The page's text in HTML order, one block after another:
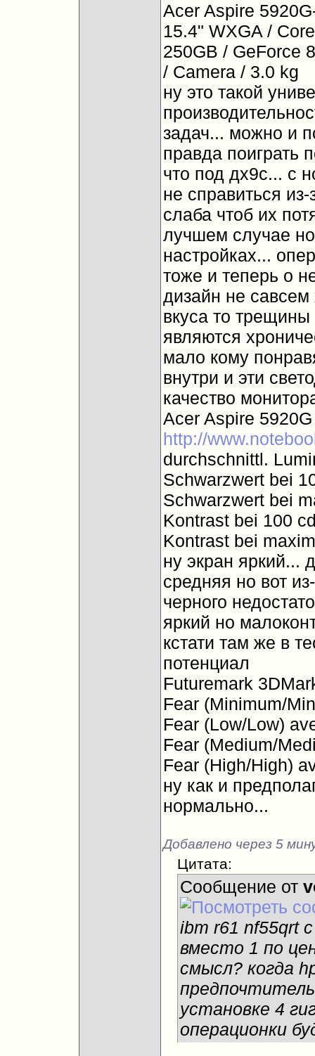
Acer Aspire
15.4" WXGA /
250GB / GeForce
/ Camera / 3.0 kg
ну это такой
задач... можно и
правда поиграть
что под дх9с... с
не справиться
слаба чтоб их
лучшем случае
настройках...
тоже и теперь о
дизайн не
вкуса то трещины
являются
мало кому
внутри и эти
качество
Acer Aspire
http://
durchschnittl.
Schwarzwert bei
Schwarzwert bei
Kontrast bei 100
Kontrast bei
ну экран яркий...
средняя но вот
черного
яркий но
кстати там же в
потенциал
Futuremark
Fear (Minimum/
Fear (Low/Low)
Fear (Medium/
Fear (High/High)
ну как и
нормально...
Добавлено через 5
Цитата:
Сообщение от
ibm r61 nf55qrt
вместо 1 по
смысл? когда
установке 4
операционки